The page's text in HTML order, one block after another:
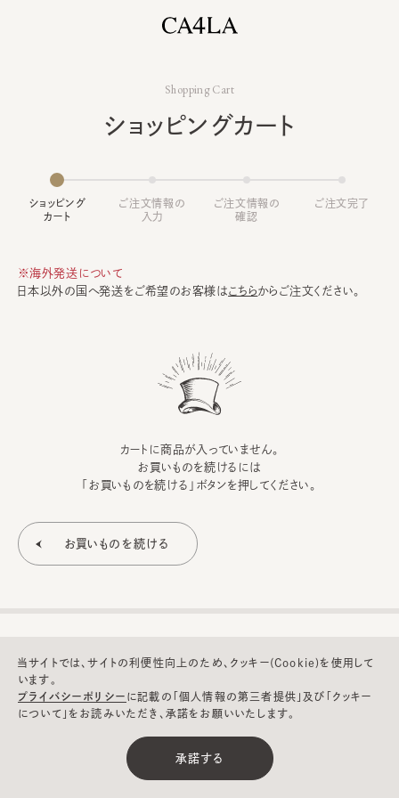
Shopping Cart
ショッピングカート
ショッピング
カート
ご注文情報の
入力
ご注文情報の
確認
ご注文完了
※海外発送について
日本以外の国へ発送をご希望のお客様はこちらからご注文ください。
カートに商品が入っていません。
お買いものを続けるには
「お買いものを続ける」ボタンを押してください。
©CA4LA INC. All Rights Reserved.
当サイトでは、サイトの利便性向上のため、クッキー(Cookie)を使用して
います。
プライバシーポリシー に記載の「個人情報の第三者提供」及び「クッキー
について」をお読みいただき、承諾をお願いいたします。
承諾する